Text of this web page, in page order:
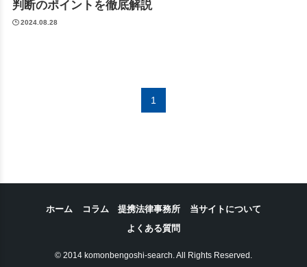
判断のポイントを徹底解説
2024.08.28
1
ホーム コラム 提携法律事務所
当サイトについて
よくある質問
© 2014 komonbengoshi-search. All Rights Reserved.